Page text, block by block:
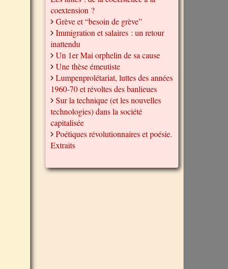
coextension ?
Grève et “besoin de grève”
Immigration et salaires : un retour
inattendu
Un 1er Mai orphelin de sa cause
Une thèse émeutiste
Lumpenprolétariat, luttes des années
1960-70 et révoltes des banlieues
Sur la technique (et les nouvelles
technologies) dans la société
capitalisée
Poétiques révolutionnaires et poésie.
Extraits